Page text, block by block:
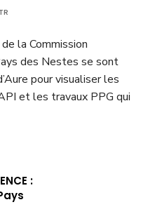
la Commission
des Nestes se sont
pour visualiser les
et les travaux PPG qui
: